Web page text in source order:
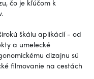
čo je kľúčom k
škálu aplikácií - od
a umelecké
dizajnu sú
filmovanie na cestách